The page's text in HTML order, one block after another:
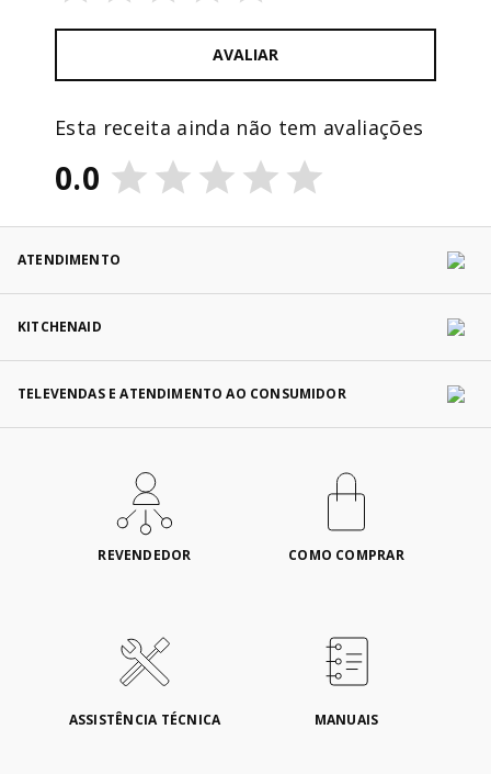
Esta receita ainda não tem avaliações
0.0
AVALIAR
ATENDIMENTO
KITCHENAID
TELEVENDAS E ATENDIMENTO AO CONSUMIDOR
REVENDEDOR COMO COMPRAR
ASSISTÊNCIA TÉCNICA MANUAIS